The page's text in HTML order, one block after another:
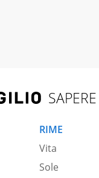
SAPERE
RIME
Vita
Sole